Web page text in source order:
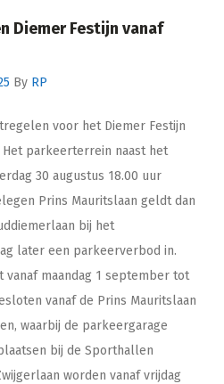
Diemer Festijn vanaf
By RP
voor het Diemer Festijn
parkeerterrein naast het
30 augustus 18.00 uur
Prins Mauritslaan geldt dan
bij het
later een parkeerverbod in.
vanaf maandag 1 september tot
vanaf de Prins Mauritslaan
waarbij de parkeergarage
bij de Sporthallen
worden vanaf vrijdag